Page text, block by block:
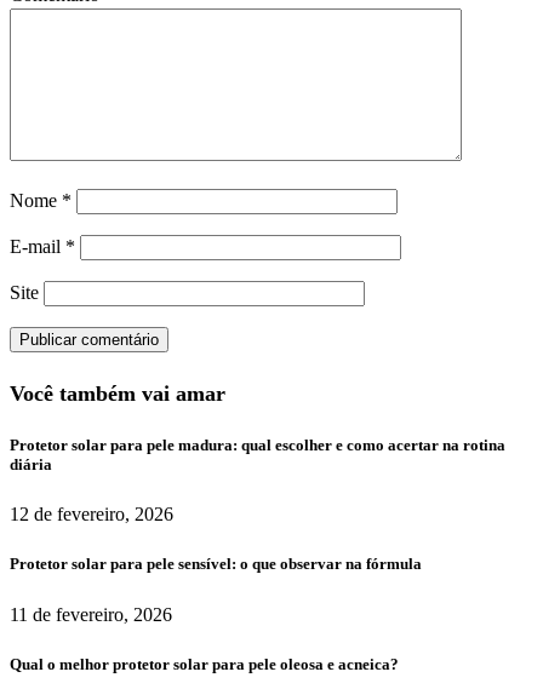
Nome *
E-mail *
Site
Você também vai amar
Protetor solar para pele madura: qual escolher e como acertar na rotina
diária
12 de fevereiro, 2026
Protetor solar para pele sensível: o que observar na fórmula
11 de fevereiro, 2026
Qual o melhor protetor solar para pele oleosa e acneica?